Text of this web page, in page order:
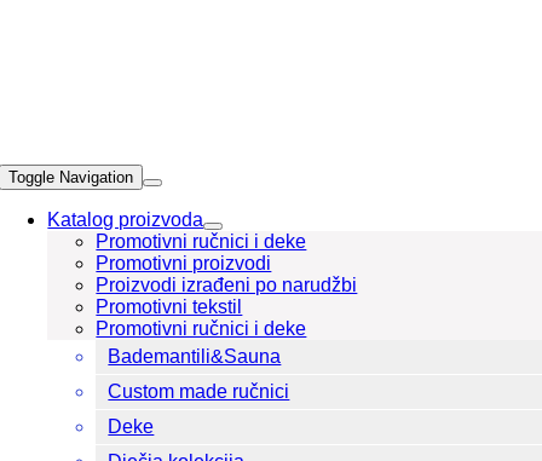
Toggle Navigation
Katalog proizvoda
Promotivni ručnici i deke
Promotivni proizvodi
Proizvodi izrađeni po narudžbi
Promotivni tekstil
Promotivni ručnici i deke
Bademantili&Sauna
Custom made ručnici
Deke